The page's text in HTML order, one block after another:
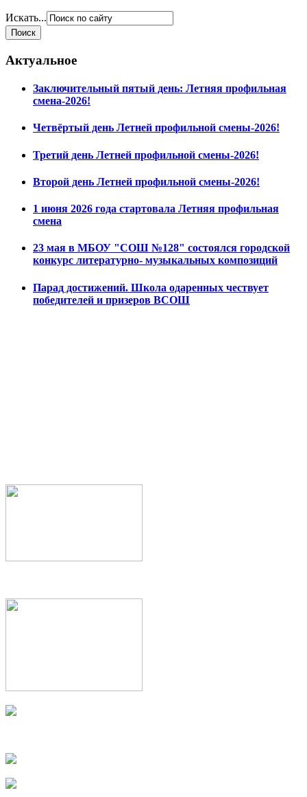
Искать...
Актуальное
Заключительный пятый день: Летняя профильная
смена-2026!
Четвёртый день Летней профильной смены-2026!
Третий день Летней профильной смены-2026!
Второй день Летней профильной смены-2026!
1 июня 2026 года стартовала Летняя профильная
смена
23 мая в МБОУ "СОШ №128" состоялся городской
конкурс литературно- музыкальных композиций
Парад достижений. Школа одаренных чествует
победителей и призеров ВСОШ